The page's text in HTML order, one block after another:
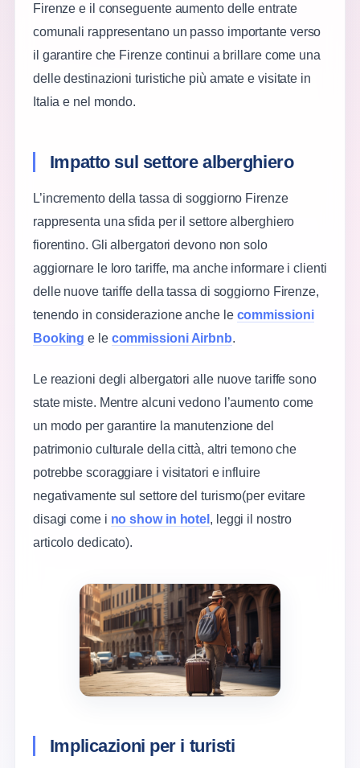
Firenze e il conseguente aumento delle entrate
comunali rappresentano un passo importante verso
il garantire che Firenze continui a brillare come una
delle destinazioni turistiche più amate e visitate in
Italia e nel mondo.
Impatto sul settore alberghiero
L’incremento della tassa di soggiorno Firenze
rappresenta una sfida per il settore alberghiero
fiorentino. Gli albergatori devono non solo
aggiornare le loro tariffe, ma anche informare i clienti
delle nuove tariffe della tassa di soggiorno Firenze,
tenendo in considerazione anche le commissioni
Booking e le commissioni Airbnb.
Le reazioni degli albergatori alle nuove tariffe sono
state miste. Mentre alcuni vedono l’aumento come
un modo per garantire la manutenzione del
patrimonio culturale della città, altri temono che
potrebbe scoraggiare i visitatori e influire
negativamente sul settore del turismo(per evitare
disagi come i no show in hotel , leggi il nostro
articolo dedicato).
Implicazioni per i turisti